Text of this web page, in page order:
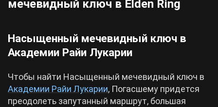
мечевидный ключ в Elden Ring
Насыщенный мечевидный ключ в
Академии Райи Лукарии
Чтобы найти Насыщенный мечевидный ключ в
Академии Райи Лукарии, Погасшему придется
преодолеть запутанный маршрут, большая